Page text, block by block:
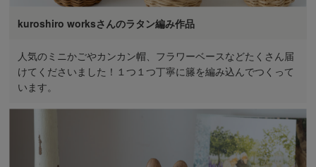
kuroshiro worksさんのラタン編み作品
人気のミニかごやカンカン帽、フラワーベースなどたくさん届
けてくださいました！１つ１つ丁寧に籐を編み込んでつくって
います。